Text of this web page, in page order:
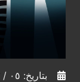
بتاريخ: ٠٥ / ٠٢ / ٢٠٢٥